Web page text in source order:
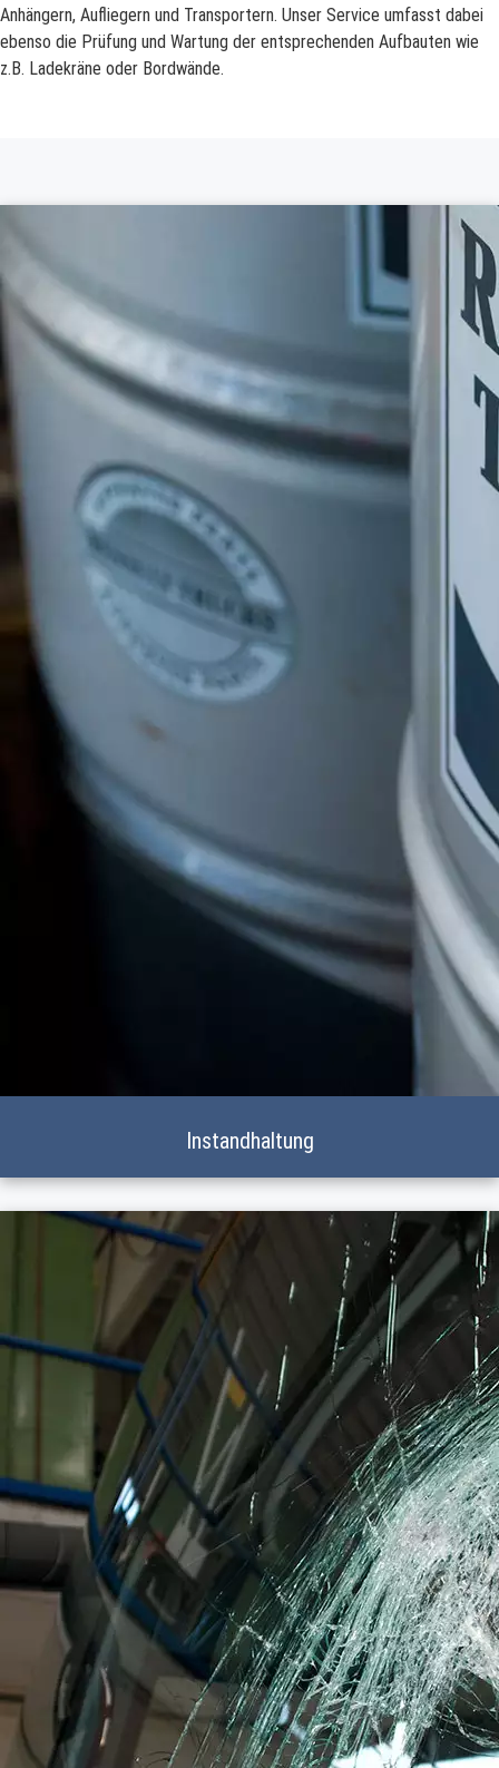
Anhängern, Aufliegern und Transportern. Unser Service umfasst dabei
ebenso die Prüfung und Wartung der entsprechenden Aufbauten wie
z.B. Ladekräne oder Bordwände.
Instandhaltung